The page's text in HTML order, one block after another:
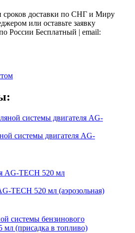
сроков доставки по СНГ и Миру
или оставьте заявку
России Бесплатный | email:
системы двигателя AG-
TECH 520 мл (аэрозольная)